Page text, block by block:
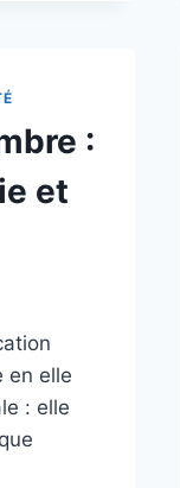
:
et
en elle
: elle